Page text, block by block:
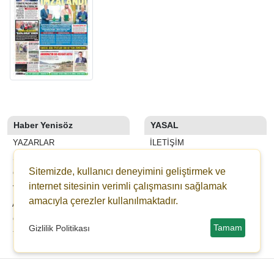
Haber Yenisöz
YAZARLAR
SON DAKİKA
GALERİLER
VİDEOLAR
ANKETLER
GAZETELER
YEDİBAŞAK ONLİNE BAĞIŞ
YASAL
İLETIŞIM
YAYIN İLKELERI
KURALLAR
GIZLILIK
KULLANICI SÖZLEŞMESI
VERI POLITIKASI
Sitemizde, kullanıcı deneyimini geliştirmek ve
internet sitesinin verimli çalışmasını sağlamak
amacıyla çerezler kullanılmaktadır.
Gizlilik Politikası Tamam